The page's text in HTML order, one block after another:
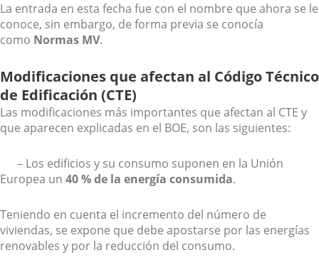
La entrada en esta fecha fue con el nombre que ahora se le
conoce, sin embargo, de forma previa se conocía
como Normas MV.
Modificaciones que afectan al Código Técnico
de Edificación (CTE)
Las modificaciones más importantes que afectan al CTE y
que aparecen explicadas en el BOE, son las siguientes:
– Los edificios y su consumo suponen en la Unión
Europea un 40 % de la energía consumida.
Teniendo en cuenta el incremento del número de
viviendas, se expone que debe apostarse por las energías
renovables y por la reducción del consumo.